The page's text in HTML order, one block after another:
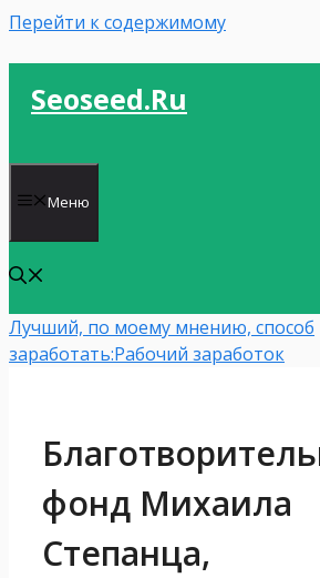
Перейти к содержимому
Seoseed.ru
Меню
Лучший, по моему мнению, способ
заработать:Рабочий заработок
фонд Михаила
Степанца,